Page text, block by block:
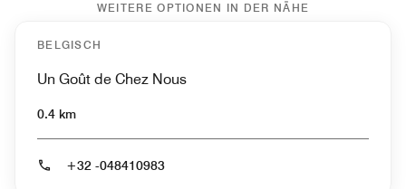
WEITERE OPTIONEN IN DER NÄHE
BELGISCH
Un Goût de Chez Nous
0.4 km
+32 -048410983